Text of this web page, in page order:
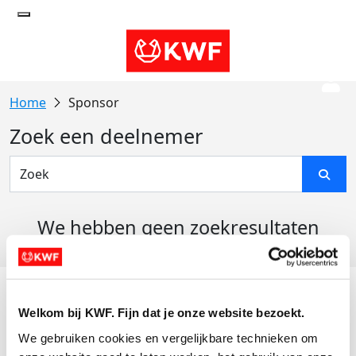
Welkom bij KWF. Fijn dat je onze website bezoekt.
We gebruiken cookies en vergelijkbare technieken om
Sponsor
Zoek een deelnemer
We hebben geen zoekresultaten
Actiematerialen
Evenementen